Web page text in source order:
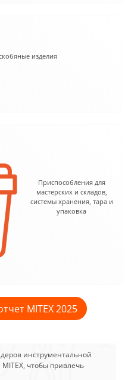
изделия
Приспособления для
мастерских и складов,
системы хранения, тара и
упаковка
MITEX 2025
инструментальной
MITEX, чтобы привлечь